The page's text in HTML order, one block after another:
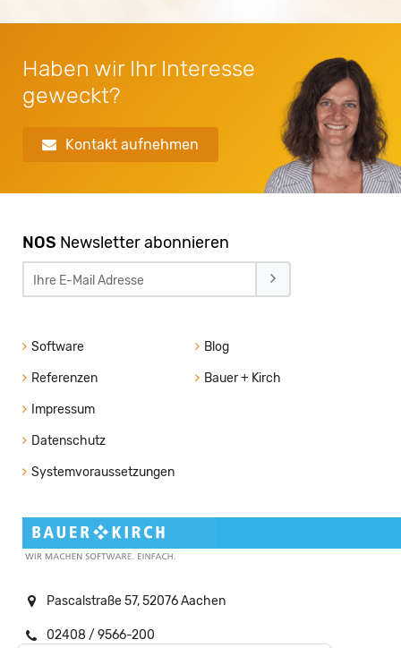
Haben wir Ihr Interesse
geweckt?
Kontakt aufnehmen
NOS Newsletter abonnieren
Software
Referenzen
Blog
Bauer + Kirch
Impressum
Datenschutz
Systemvoraussetzungen
Pascalstraße 57, 52076 Aachen
02408 / 9566-200